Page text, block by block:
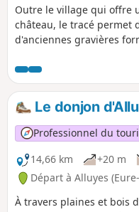
Outre le village qui offre
château, le tracé permet
d'anciennes gravières
spécifique.
Le donjon
Professionnel du
14,66 km
+20 m
Départ à Alluyes
À travers plaines et bois